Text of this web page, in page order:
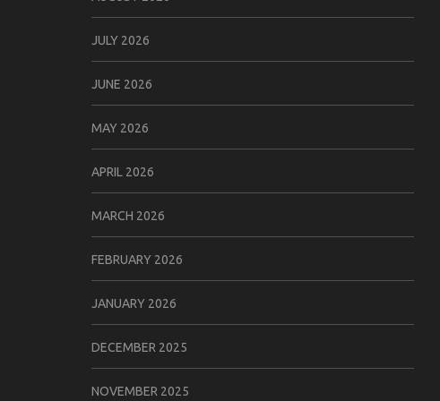
JULY 2026
JUNE 2026
MAY 2026
APRIL 2026
MARCH 2026
FEBRUARY 2026
JANUARY 2026
DECEMBER 2025
NOVEMBER 2025